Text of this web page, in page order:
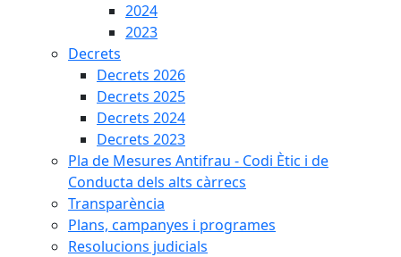
2024
2023
Decrets
Decrets 2026
Decrets 2025
Decrets 2024
Decrets 2023
Pla de Mesures Antifrau - Codi Ètic i de
Conducta dels alts càrrecs
Transparència
Plans, campanyes i programes
Resolucions judicials